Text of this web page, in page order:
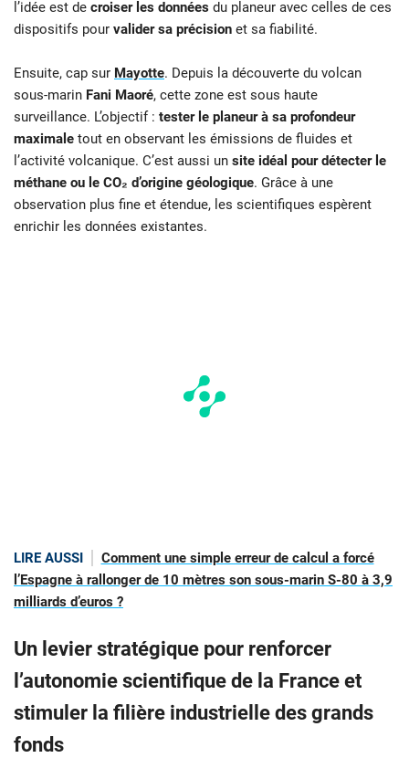
l’idée est de croiser les données du planeur avec celles de ces
dispositifs pour valider sa précision et sa fiabilité.
Ensuite, cap sur Mayotte. Depuis la découverte du volcan
sous-marin Fani Maoré, cette zone est sous haute
surveillance. L’objectif : tester le planeur à sa profondeur
maximale tout en observant les émissions de fluides et
l’activité volcanique. C’est aussi un site idéal pour détecter le
méthane ou le CO₂ d’origine géologique. Grâce à une
observation plus fine et étendue, les scientifiques espèrent
enrichir les données existantes.
LIRE AUSSI
Comment une simple erreur de calcul a forcé
l’Espagne à rallonger de 10 mètres son sous-marin S-80 à 3,9
milliards d’euros ?
Un levier stratégique pour renforcer
l’autonomie scientifique de la France et
stimuler la filière industrielle des grands
fonds